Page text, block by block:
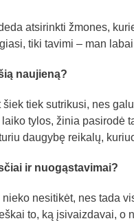
atsirinkti žmones,
tiki tavimi – man
naujieną?
tiek sutrikusi, nes
tylos, žinia pasirodė
daugybę reikalų,
ir nuogąstavimai?
nesitikėt, nes tada
to, ką įsivaizdavai, o